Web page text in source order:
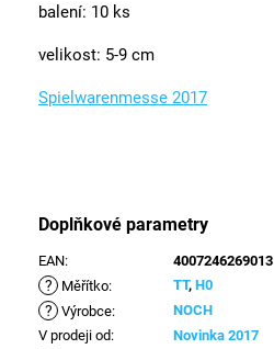
balení: 10 ks
velikost: 5-9 cm
Spielwarenmesse 2017
Doplňkové parametry
EAN: 4007246269013
? Měřítko: TT, H0
? Výrobce:
NOCH
V prodeji od: Novinka 2017